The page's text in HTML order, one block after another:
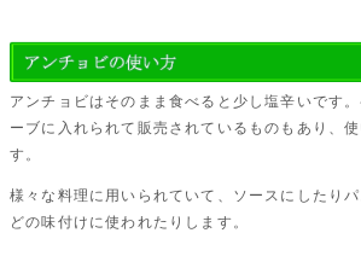
アンチョビはそのまま食べると少し塩辛いです
ーブに入れられて販売されているものもあり、
す。
様々な料理に用いられていて、ソースにしたり
どの味付けに使われたりします。